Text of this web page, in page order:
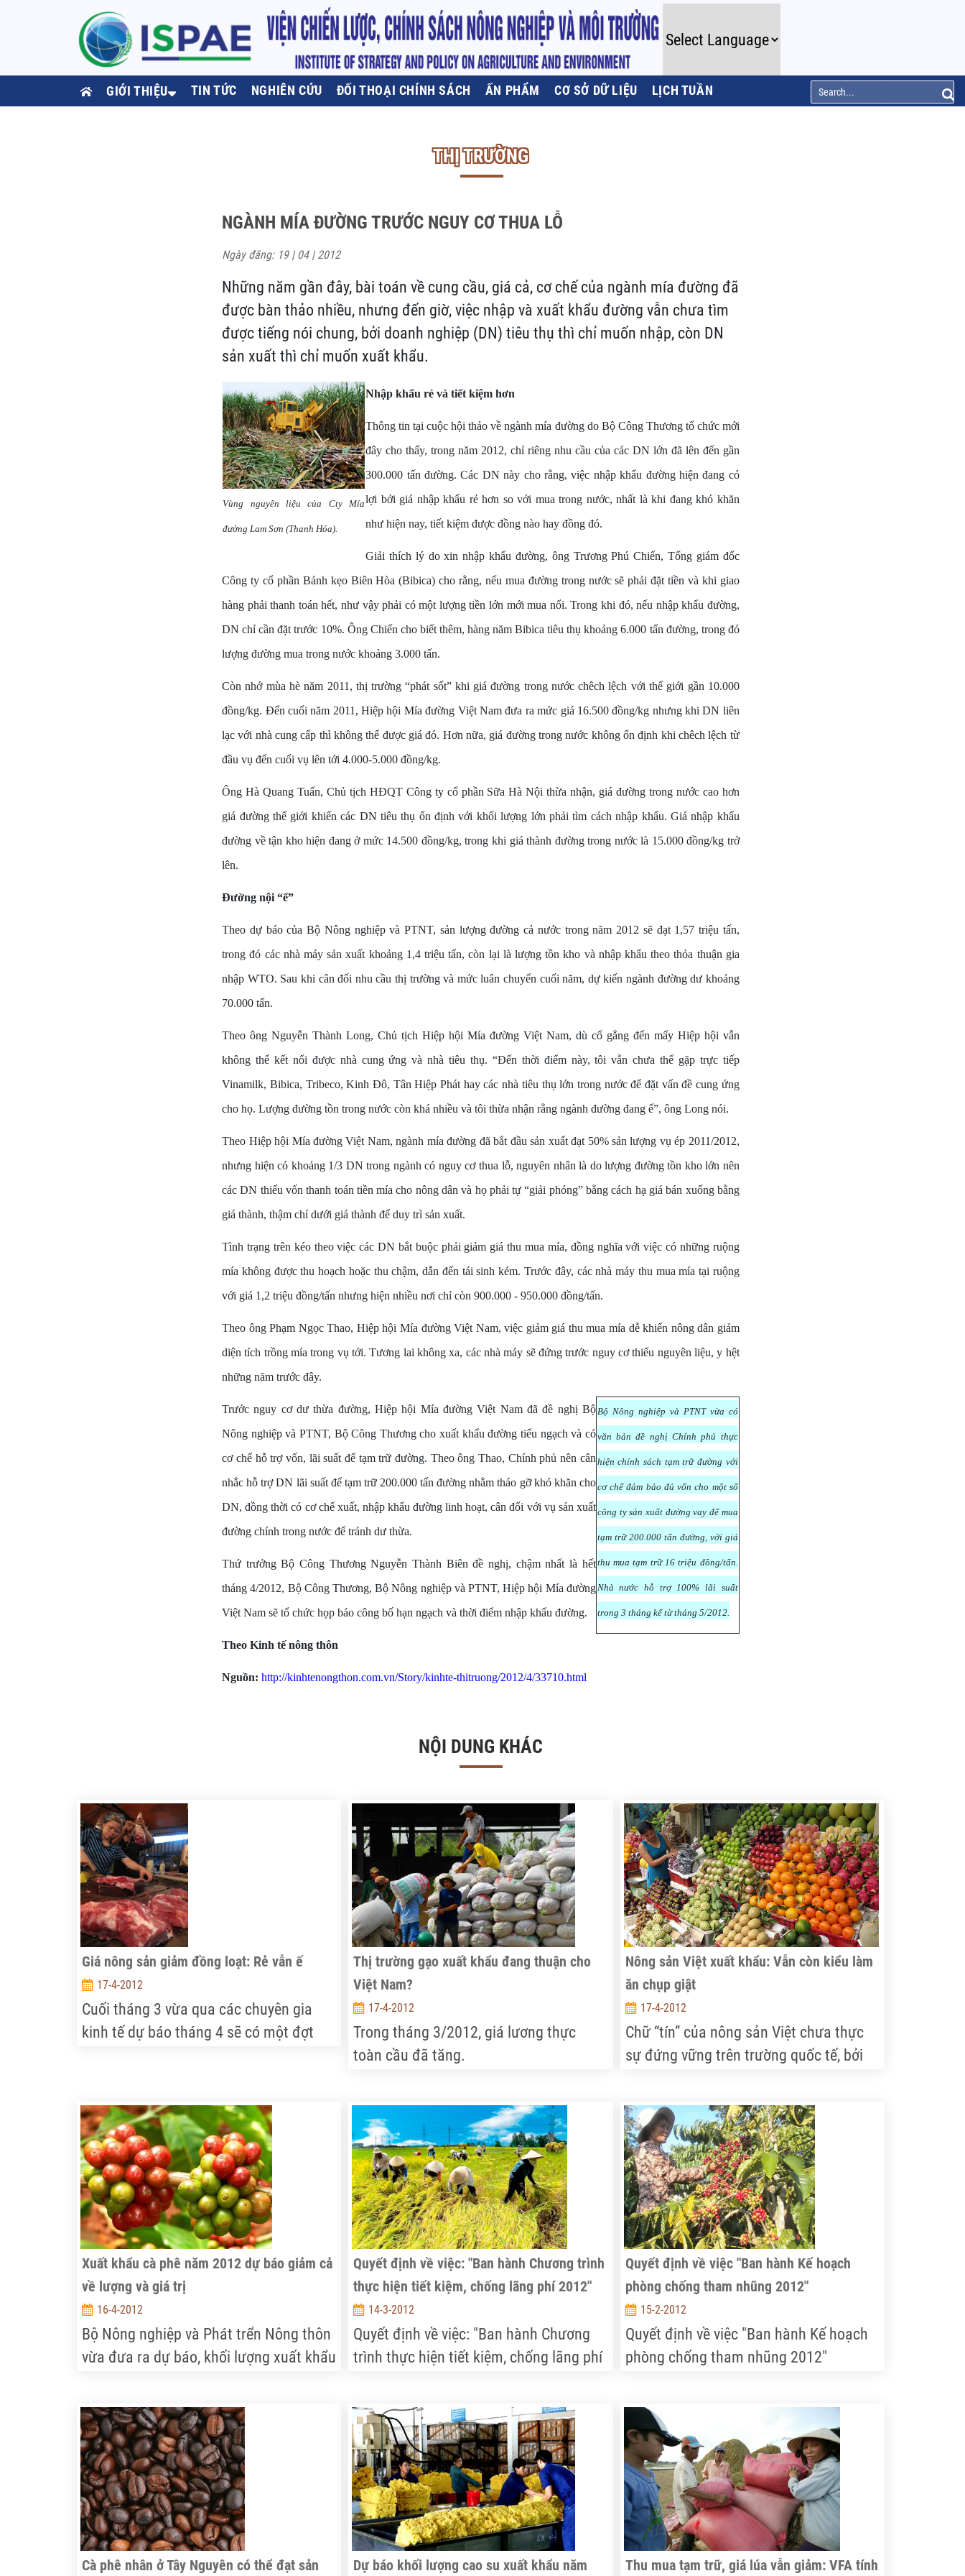
GIỚI THIỆU TIN TỨC NGHIÊN CỨU ĐỐI THOẠI CHÍNH SÁCH ẤN PHẨM CƠ SỞ DỮ LIỆU LỊCH TUẦN
THỊ TRƯỜNG
NGÀNH MÍA ĐƯỜNG TRƯỚC NGUY CƠ THUA LỖ
Ngày đăng: 19 | 04 | 2012
Những năm gần đây, bài toán về cung cầu, giá cả, cơ chế của ngành mía đường đã
được bàn thảo nhiều, nhưng đến giờ, việc nhập và xuất khẩu đường vẫn chưa tìm
được tiếng nói chung, bởi doanh nghiệp (DN) tiêu thụ thì chỉ muốn nhập, còn DN
sản xuất thì chỉ muốn xuất khẩu.
Vùng nguyên liệu của Cty Mía
đường Lam Sơn (Thanh Hóa).
Nhập khẩu rẻ và tiết kiệm hơn
Thông tin tại cuộc hội thảo về ngành mía đường do Bộ Công Thương tổ chức mới
đây cho thấy, trong năm 2012, chỉ riêng nhu cầu của các DN lớn đã lên đến gần
300.000 tấn đường. Các DN này cho rằng, việc nhập khẩu đường hiện đang có
lợi bởi giá nhập khẩu rẻ hơn so với mua trong nước, nhất là khi đang khó khăn
như hiện nay, tiết kiệm được đồng nào hay đồng đó.
Giải thích lý do xin nhập khẩu đường, ông Trương Phú Chiến, Tổng giám đốc
Công ty cổ phần Bánh kẹo Biên Hòa (Bibica) cho rằng, nếu mua đường trong nước sẽ phải đặt tiền và khi giao
hàng phải thanh toán hết, như vậy phải có một lượng tiền lớn mới mua nổi. Trong khi đó, nếu nhập khẩu đường,
DN chỉ cần đặt trước 10%. Ông Chiến cho biết thêm, hàng năm Bibica tiêu thụ khoảng 6.000 tấn đường, trong đó
lượng đường mua trong nước khoảng 3.000 tấn.
Còn nhớ mùa hè năm 2011, thị trường “phát sốt” khi giá đường trong nước chêch lệch với thế giới gần 10.000
đồng/kg. Đến cuối năm 2011, Hiệp hội Mía đường Việt Nam đưa ra mức giá 16.500 đồng/kg nhưng khi DN liên
lạc với nhà cung cấp thì không thể được giá đó. Hơn nữa, giá đường trong nước không ổn định khi chêch lệch từ
đầu vụ đến cuối vụ lên tới 4.000-5.000 đồng/kg.
Ông Hà Quang Tuấn, Chủ tịch HĐQT Công ty cổ phần Sữa Hà Nội thừa nhận, giá đường trong nước cao hơn
giá đường thế giới khiến các DN tiêu thụ ổn định với khối lượng lớn phải tìm cách nhập khẩu. Giá nhập khẩu
đường về tận kho hiện đang ở mức 14.500 đồng/kg, trong khi giá thành đường trong nước là 15.000 đồng/kg trở
lên.
Đường nội “ế”
Theo dự báo của Bộ Nông nghiệp và PTNT, sản lượng đường cả nước trong năm 2012 sẽ đạt 1,57 triệu tấn,
trong đó các nhà máy sản xuất khoảng 1,4 triệu tấn, còn lại là lượng tồn kho và nhập khẩu theo thỏa thuận gia
nhập WTO. Sau khi cân đối nhu cầu thị trường và mức luân chuyển cuối năm, dự kiến ngành đường dư khoảng
70.000 tấn.
Theo ông Nguyễn Thành Long, Chủ tịch Hiệp hội Mía đường Việt Nam, dù cố gắng đến mấy Hiệp hội vẫn
không thể kết nối được nhà cung ứng và nhà tiêu thụ. “Đến thời điểm này, tôi vẫn chưa thể gặp trực tiếp
Vinamilk, Bibica, Tribeco, Kinh Đô, Tân Hiệp Phát hay các nhà tiêu thụ lớn trong nước để đặt vấn đề cung ứng
cho họ. Lượng đường tồn trong nước còn khá nhiều và tôi thừa nhận rằng ngành đường đang ế”, ông Long nói.
Theo Hiệp hội Mía đường Việt Nam, ngành mía đường đã bắt đầu sản xuất đạt 50% sản lượng vụ ép 2011/2012,
nhưng hiện có khoảng 1/3 DN trong ngành có nguy cơ thua lỗ, nguyên nhân là do lượng đường tồn kho lớn nên
các DN thiếu vốn thanh toán tiền mía cho nông dân và họ phải tự “giải phóng” bằng cách hạ giá bán xuống bằng
giá thành, thậm chí dưới giá thành để duy trì sản xuất.
Tình trạng trên kéo theo việc các DN bắt buộc phải giảm giá thu mua mía, đồng nghĩa với việc có những ruộng
mía không được thu hoạch hoặc thu chậm, dẫn đến tái sinh kém. Trước đây, các nhà máy thu mua mía tại ruộng
với giá 1,2 triệu đồng/tấn nhưng hiện nhiều nơi chỉ còn 900.000 - 950.000 đồng/tấn.
Theo ông Phạm Ngọc Thao, Hiệp hội Mía đường Việt Nam, việc giảm giá thu mua mía dễ khiến nông dân giảm
diện tích trồng mía trong vụ tới. Tương lai không xa, các nhà máy sẽ đứng trước nguy cơ thiếu nguyên liệu, y hệt
những năm trước đây.
Bộ Nông nghiệp và PTNT vừa có
văn bản đề nghị Chính phủ thực
hiện chính sách tạm trữ đường với
cơ chế đảm bảo đủ vốn cho một số
công ty sản xuất đường vay để mua
tạm trữ 200.000 tấn đường, với giá
thu mua tạm trữ 16 triệu đồng/tấn.
Nhà nước hỗ trợ 100% lãi suất
trong 3 tháng kể từ tháng 5/2012.
Trước nguy cơ dư thừa đường, Hiệp hội Mía đường Việt Nam đã đề nghị Bộ
Nông nghiệp và PTNT, Bộ Công Thương cho xuất khẩu đường tiểu ngạch và có
cơ chế hỗ trợ vốn, lãi suất để tạm trữ đường. Theo ông Thao, Chính phủ nên cân
nhắc hỗ trợ DN lãi suất để tạm trữ 200.000 tấn đường nhằm tháo gỡ khó khăn cho
DN, đồng thời có cơ chế xuất, nhập khẩu đường linh hoạt, cân đối với vụ sản xuất
đường chính trong nước để tránh dư thừa.
Thứ trưởng Bộ Công Thương Nguyễn Thành Biên đề nghị, chậm nhất là hết
tháng 4/2012, Bộ Công Thương, Bộ Nông nghiệp và PTNT, Hiệp hội Mía đường
Việt Nam sẽ tổ chức họp báo công bố hạn ngạch và thời điểm nhập khẩu đường.
Theo Kinh tế nông thôn
Nguồn:http://kinhtenongthon.com.vn/Story/kinhte-thitruong/2012/4/33710.html
NỘI DUNG KHÁC
Giá nông sản giảm đồng loạt: Rẻ vẫn ế
17-4-2012
Cuối tháng 3 vừa qua các chuyên gia
kinh tế dự báo tháng 4 sẽ có một đợt
nhiên, tình hình thị trường hiện nay đang
cho thấy diễn biến trái ngược.
Thị trường gạo xuất khẩu đang thuận cho
Việt Nam?
17-4-2012
Trong tháng 3/2012, giá lương thực
toàn cầu đã tăng.
Nông sản Việt xuất khẩu: Vẫn còn kiểu làm
ăn chụp giật
17-4-2012
Chữ “tín” của nông sản Việt chưa thực
sự đứng vững trên trường quốc tế, bởi
điều kiện vệ sinh an toàn thực phẩm.
Xuất khẩu cà phê năm 2012 dự báo giảm cả
về lượng và giá trị
16-4-2012
Bộ Nông nghiệp và Phát trển Nông thôn
vừa đưa ra dự báo, khối lượng xuất khẩu
1,15 triệu tấn với trị giá khoảng 2,36 tỷ
USD, giảm 7,2%về khối lượng và giảm
13,1% về giá trị xuất khẩu so với năm
2011 do hạn chế về nguồn cung trong
nước, trong khi giá cà phê thế giới có
chiều hướng đi xuống vào thời gian tới.
Quyết định về việc: "Ban hành Chương trình
thực hiện tiết kiệm, chống lãng phí 2012"
14-3-2012
Quyết định về việc: "Ban hành Chương
trình thực hiện tiết kiệm, chống lãng phí
Quyết định về việc "Ban hành Kế hoạch
phòng chống tham nhũng 2012"
15-2-2012
Quyết định về việc "Ban hành Kế hoạch
phòng chống tham nhũng 2012"
Cà phê nhân ở Tây Nguyên có thể đạt sản Dự báo khối lượng cao su xuất khẩu năm Thu mua tạm trữ, giá lúa vẫn giảm: VFA tính